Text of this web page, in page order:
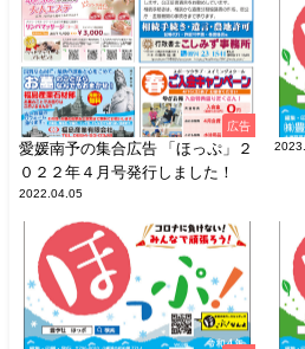
広告
愛媛南予の集合広告 「ほっぷ」２
０２２年４月号発行しました！
2022.04.05